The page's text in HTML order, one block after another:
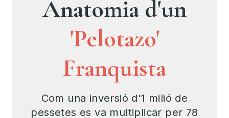
Anatomia d'un
'Pelotazo'
Franquista
Com una inversió d'1 milió de
pessetes es va multiplicar per 78